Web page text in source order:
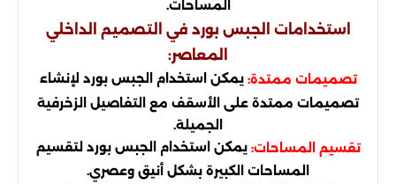
المساحات.
استخدامات الجبس بورد في التصميم الداخلي
المعاصر:
تصميمات ممتدة: يمكن استخدام الجبس بورد لإنشاء
تصميمات ممتدة على الأسقف مع التفاصيل الزخرفية
الجميلة.
تقسيم المساحات:يمكن استخدام الجبس بورد لتقسيم
المساحات الكبيرة بشكل أنيق وعصري.